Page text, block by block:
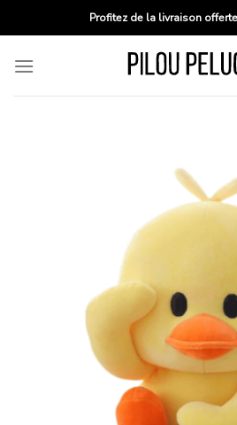
to
Profitez de la livraison